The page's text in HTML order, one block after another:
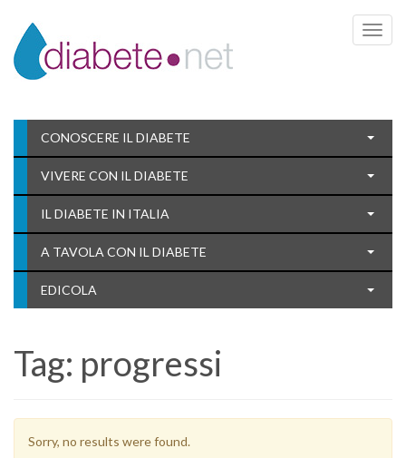
Toggle
CONOSCERE IL DIABETE
VIVERE CON IL DIABETE
IL DIABETE IN ITALIA
A TAVOLA CON IL DIABETE
EDICOLA
Tag: progressi
Sorry, no results were found.